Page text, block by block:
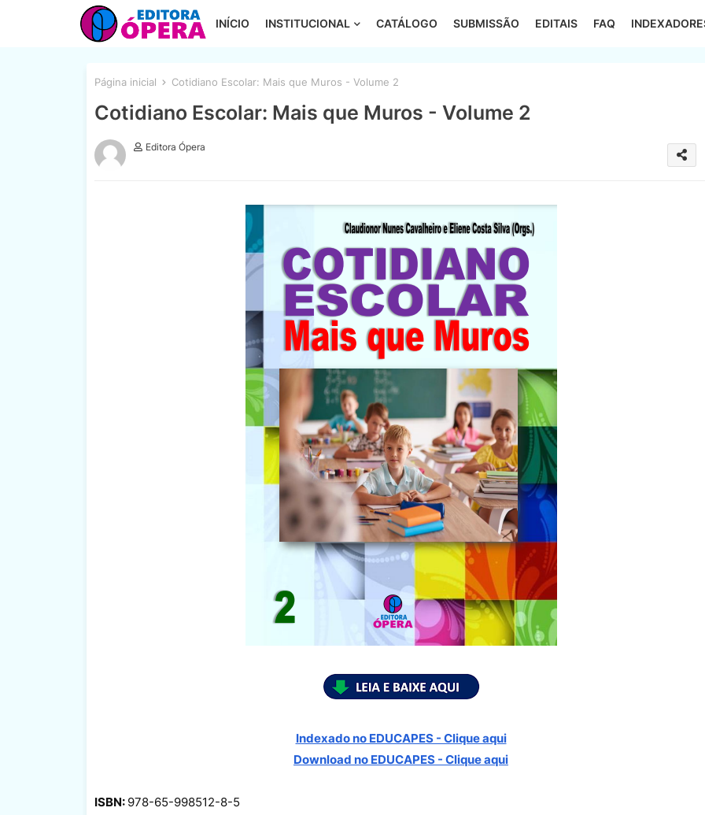
INÍCIO INSTITUCIONAL CATÁLOGO SUBMISSÃO EDITAIS FAQ
Página inicial Cotidiano Escolar: Mais que Muros - Volume 2
Cotidiano Escolar: Mais que Muros - Volume 2
Editora Ópera
Indexado no EDUCAPES - Clique aqui
Download no EDUCAPES - Clique aqui
ISBN: 978-65-998512-8-5